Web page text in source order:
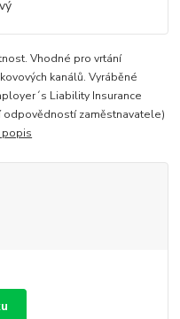
Vhodné pro vrtání
kanálů. Vyráběné
Liability Insurance
zaměstnavatele)
popis